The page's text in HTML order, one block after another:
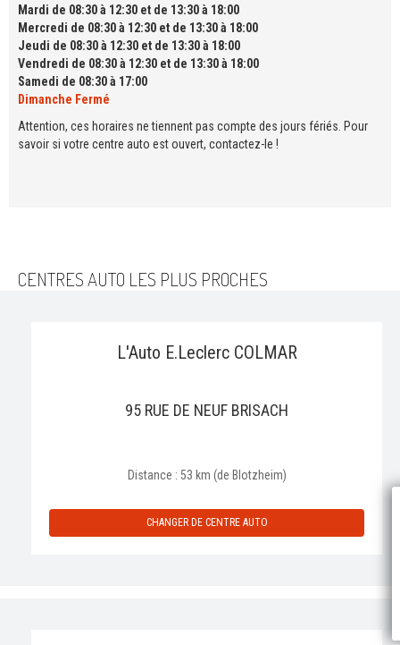
Mardi de 08:30 à 12:30 et de 13:30 à 18:00
Mercredi de 08:30 à 12:30 et de 13:30 à 18:00
Jeudi de 08:30 à 12:30 et de 13:30 à 18:00
Vendredi de 08:30 à 12:30 et de 13:30 à 18:00
Samedi de 08:30 à 17:00
Dimanche Fermé
Attention, ces horaires ne tiennent pas compte des jours fériés. Pour
savoir si votre centre auto est ouvert, contactez-le !
CENTRES AUTO LES PLUS PROCHES
L'Auto E.Leclerc COLMAR
95 RUE DE NEUF BRISACH
Distance : 53 km (de Blotzheim)
CHANGER DE CENTRE AUTO